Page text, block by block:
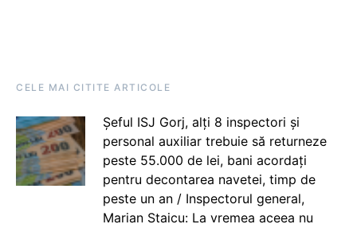
CELE MAI CITITE ARTICOLE
Șeful ISJ Gorj, alți 8 inspectori și
personal auxiliar trebuie să returneze
peste 55.000 de lei, bani acordați
pentru decontarea navetei, timp de
peste un an / Inspectorul general,
Marian Staicu: La vremea aceea nu